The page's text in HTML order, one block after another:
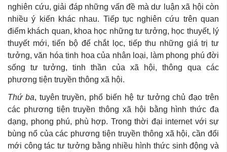
nghiên cứu, giải đáp những vấn đề mà dư luận xã hội còn
nhiều ý kiến khác nhau. Tiếp tục nghiên cứu trên quan
điểm khách quan, khoa học những tư tưởng, học thuyết, lý
thuyết mới, tiến bộ để chắt lọc, tiếp thu những giá trị tư
tưởng, văn hóa tinh hoa của nhân loại, làm phong phú đời
sống tư tưởng, tinh thần của xã hội, thông qua các
phương tiện truyền thông xã hội.
Thứ ba, tuyên truyền, phổ biến hệ tư tưởng chủ đạo trên
các phương tiện truyền thông xã hội bằng hình thức đa
dạng, phong phú, phù hợp. Trong thời đại internet với sự
bùng nổ của các phương tiện truyền thông xã hội, cần đổi
mới công tác tư tưởng bằng nhiều hình thức sinh động và